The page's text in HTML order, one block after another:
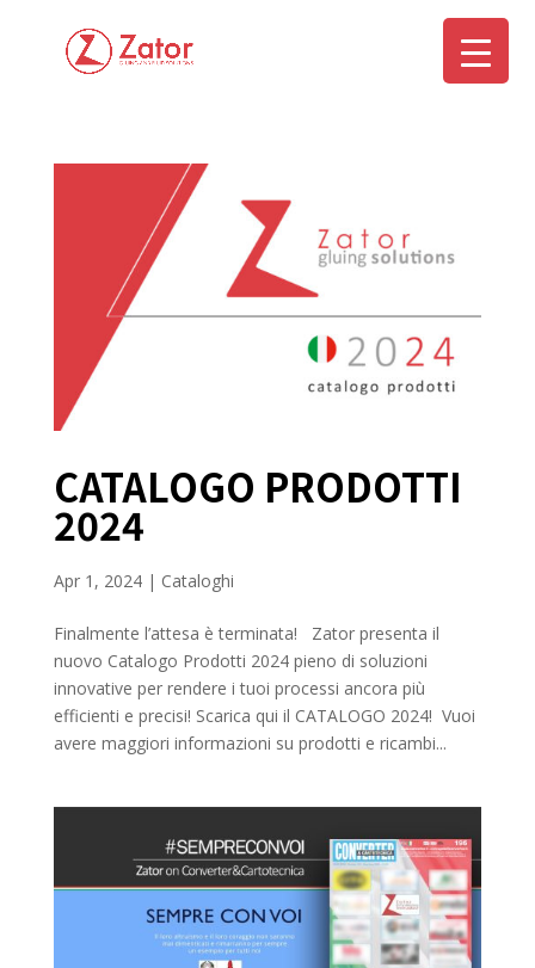
CATALOGO PRODOTTI
2024
Apr 1, 2024| Cataloghi
Finalmente l’attesa è terminata! Zator presenta il
nuovo Catalogo Prodotti 2024 pieno di soluzioni
innovative per rendere i tuoi processi ancora più
efficienti e precisi! Scarica qui il CATALOGO 2024! Vuoi
avere maggiori informazioni su prodotti e ricambi...